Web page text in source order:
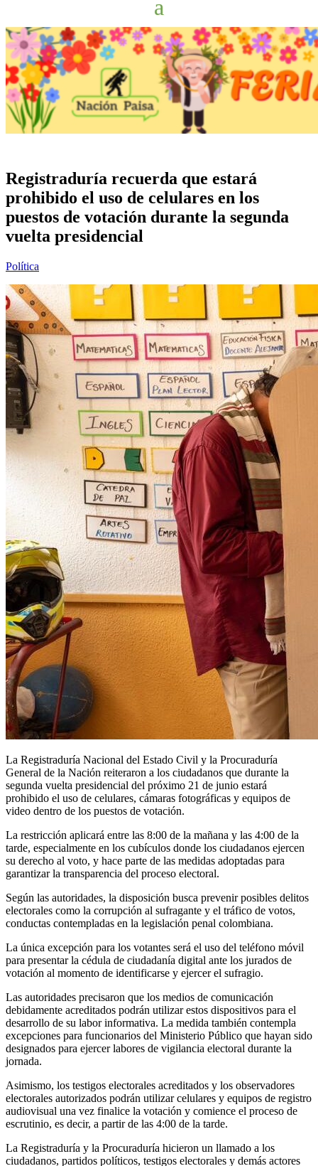
Registraduría recuerda que estará
prohibido el uso de celulares en los
puestos de votación durante la segunda
vuelta presidencial
Política
La Registraduría Nacional del Estado Civil y la Procuraduría
General de la Nación reiteraron a los ciudadanos que durante la
segunda vuelta presidencial del próximo 21 de junio estará
prohibido el uso de celulares, cámaras fotográficas y equipos de
video dentro de los puestos de votación.
La restricción aplicará entre las 8:00 de la mañana y las 4:00 de la
tarde, especialmente en los cubículos donde los ciudadanos ejercen
su derecho al voto, y hace parte de las medidas adoptadas para
garantizar la transparencia del proceso electoral.
Según las autoridades, la disposición busca prevenir posibles delitos
electorales como la corrupción al sufragante y el tráfico de votos,
conductas contempladas en la legislación penal colombiana.
La única excepción para los votantes será el uso del teléfono móvil
para presentar la cédula de ciudadanía digital ante los jurados de
votación al momento de identificarse y ejercer el sufragio.
Las autoridades precisaron que los medios de comunicación
debidamente acreditados podrán utilizar estos dispositivos para el
desarrollo de su labor informativa. La medida también contempla
excepciones para funcionarios del Ministerio Público que hayan sido
designados para ejercer labores de vigilancia electoral durante la
jornada.
Asimismo, los testigos electorales acreditados y los observadores
electorales autorizados podrán utilizar celulares y equipos de registro
audiovisual una vez finalice la votación y comience el proceso de
escrutinio, es decir, a partir de las 4:00 de la tarde.
La Registraduría y la Procuraduría hicieron un llamado a los
ciudadanos, partidos políticos, testigos electorales y demás actores